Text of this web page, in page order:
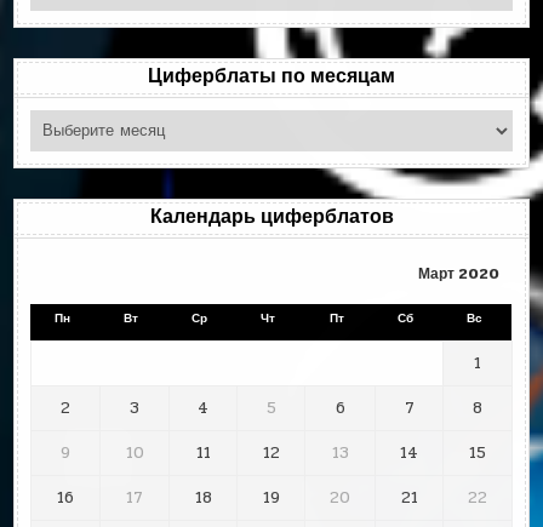
по
рубрикам
Циферблаты по месяцам
Циферблаты
по
месяцам
Календарь циферблатов
Март 2020
Пн Вт Ср Чт Пт Сб Вс
1
2
3 4 5 6 7
8
9
10 11 12 13 14
15
16
17 18 19 20 21
22